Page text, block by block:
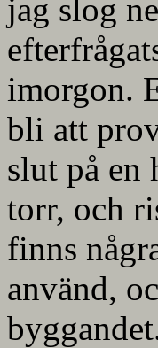
jag slog
imorgon.
bli att
slut på en
torr, och
finns
använd,